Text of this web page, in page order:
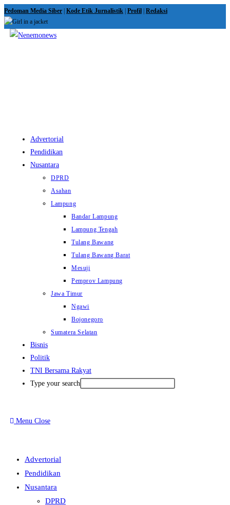
Skip
to
content
Pedoman Media Siber Kode Etik Jurnalistik Profil Redaksi
Advertorial
Pendidikan
Nusantara
DPRD
Asahan
Lampung
Bandar Lampung
Lampung Tengah
Tulang Bawang
Tulang Bawang Barat
Mesuji
Pemprov Lampung
Jawa Timur
Ngawi
Bojonegoro
Sumatera Selatan
Bisnis
Politik
TNI Bersama Rakyat
Type your search
Menu Close
Advertorial
Pendidikan
Nusantara
DPRD